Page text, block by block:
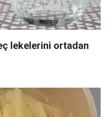
lekelerini ortadan